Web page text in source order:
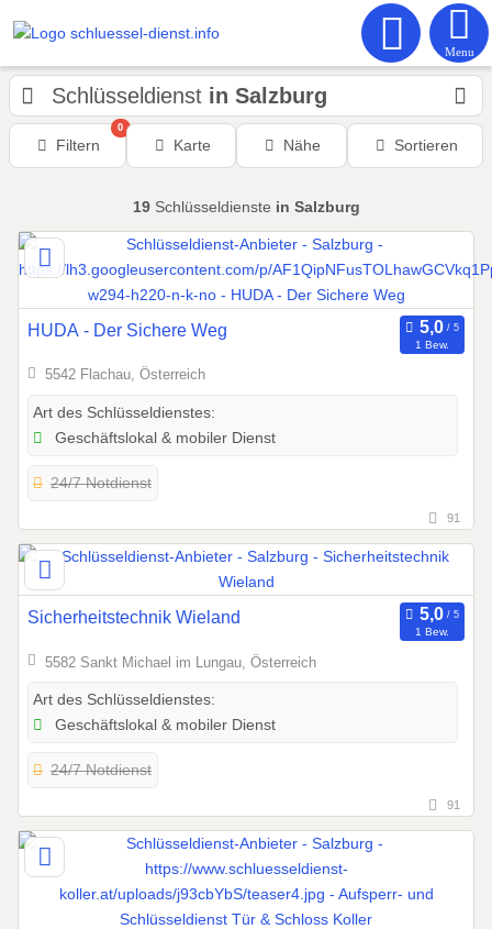
Menu
Schlüsseldienst in Salzburg
Filtern
0
Karte Nähe Sortieren
19Schlüsseldienste in Salzburg
HUDA - Der Sichere Weg
1 Bew.
5542 Flachau, Österreich
Art des Schlüsseldienstes:
Geschäftslokal & mobiler Dienst
24/7 Notdienst
91
Sicherheitstechnik Wieland
1 Bew.
5582 Sankt Michael im Lungau, Österreich
Art des Schlüsseldienstes:
Geschäftslokal & mobiler Dienst
24/7 Notdienst
91